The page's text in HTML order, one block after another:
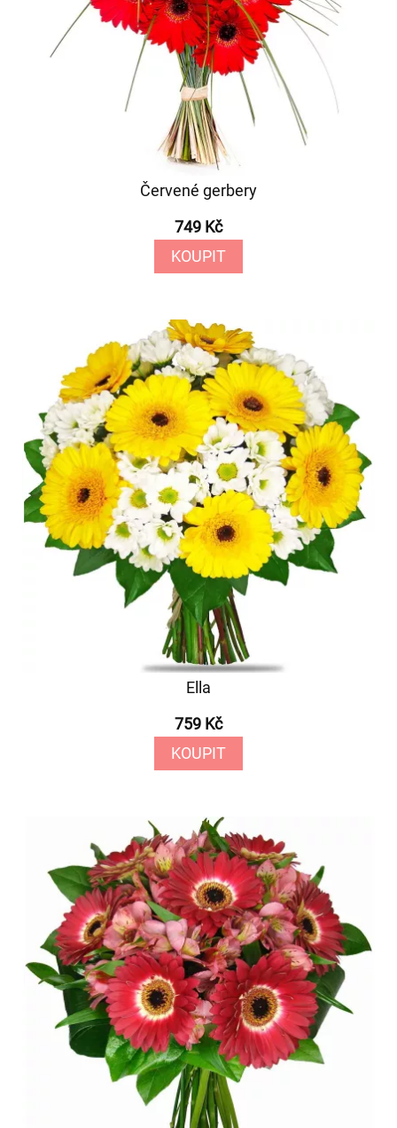
Červené gerbery
749 Kč
KOUPIT
Ella
759 Kč
KOUPIT